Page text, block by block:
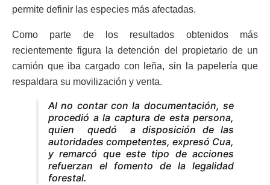
permite definir las especies más afectadas.
Como parte de los resultados obtenidos más
recientemente figura la detención del propietario de un
camión que iba cargado con leña, sin la papelería que
respaldara su movilización y venta.
Al no contar con la documentación, se
procedió a la captura de esta persona,
quien quedó a disposición de las
autoridades competentes, expresó Cua,
y remarcó que este tipo de acciones
refuerzan el fomento de la legalidad
forestal.